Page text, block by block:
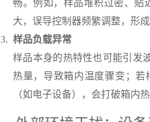
畅。例如，样品堆积过密、贴
大，误导控制器频繁调整，形成
样品负载异常
样品本身的热特性也可能引发
热量，导致箱内温度骤变；
（如电子设备），会打破箱内